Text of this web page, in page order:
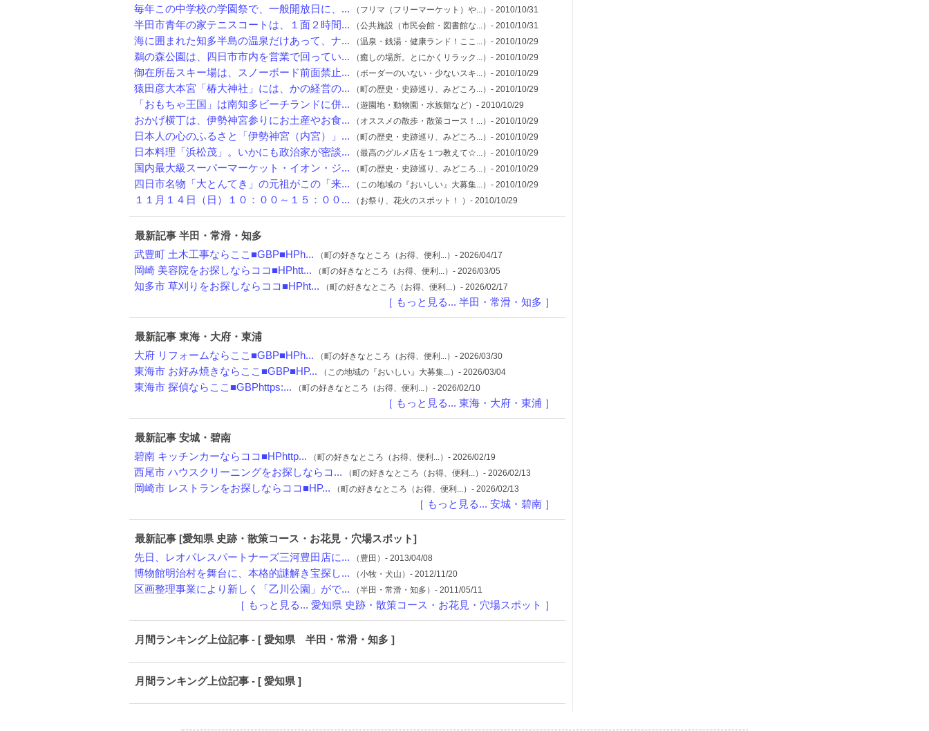
毎年この中学校の学園祭で、一般開放日に、... （フリマ（フリーマーケット）や...）- 2010/10/31
半田市青年の家テニスコートは、１面２時間... （公共施設（市民会館・図書館な...）- 2010/10/31
海に囲まれた知多半島の温泉だけあって、ナ... （温泉・銭湯・健康ランド！ここ...）- 2010/10/29
鵜の森公園は、四日市市内を営業で回ってい... （癒しの場所。とにかくリラック...）- 2010/10/29
御在所岳スキー場は、スノーボード前面禁止... （ボーダーのいない・少ないスキ...）- 2010/10/29
猿田彦大本宮「椿大神社」には、かの経営の... （町の歴史・史跡巡り、みどころ...）- 2010/10/29
「おもちゃ王国」は南知多ビーチランドに併... （遊園地・動物園・水族館など）- 2010/10/29
おかげ横丁は、伊勢神宮参りにお土産やお食... （オススメの散歩・散策コース！...）- 2010/10/29
日本人の心のふるさと「伊勢神宮（内宮）」... （町の歴史・史跡巡り、みどころ...）- 2010/10/29
日本料理「浜松茂」。いかにも政治家が密談... （最高のグルメ店を１つ教えて☆...）- 2010/10/29
国内最大級スーパーマーケット・イオン・ジ... （町の歴史・史跡巡り、みどころ...）- 2010/10/29
四日市名物「大とんてき」の元祖がこの「来... （この地域の『おいしい』大募集...）- 2010/10/29
１１月１４日（日）１０：００～１５：００... （お祭り、花火のスポット！ ）- 2010/10/29
最新記事 半田・常滑・知多
武豊町 土木工事ならここ■GBP■HPh... （町の好きなところ（お得、便利...）- 2026/04/17
岡崎 美容院をお探しならココ■HPhtt... （町の好きなところ（お得、便利...）- 2026/03/05
知多市 草刈りをお探しならココ■HPht... （町の好きなところ（お得、便利...）- 2026/02/17
［ もっと見る... 半田・常滑・知多 ］
最新記事 東海・大府・東浦
大府 リフォームならここ■GBP■HPh... （町の好きなところ（お得、便利...）- 2026/03/30
東海市 お好み焼きならここ■GBP■HP... （この地域の『おいしい』大募集...）- 2026/03/04
東海市 探偵ならここ■GBPhttps:... （町の好きなところ（お得、便利...）- 2026/02/10
［ もっと見る... 東海・大府・東浦 ］
最新記事 安城・碧南
碧南 キッチンカーならココ■HPhttp... （町の好きなところ（お得、便利...）- 2026/02/19
西尾市 ハウスクリーニングをお探しならコ... （町の好きなところ（お得、便利...）- 2026/02/13
岡崎市 レストランをお探しならココ■HP... （町の好きなところ（お得、便利...）- 2026/02/13
［ もっと見る... 安城・碧南 ］
最新記事 [愛知県 史跡・散策コース・お花見・穴場スポット]
先日、レオパレスパートナーズ三河豊田店に... （豊田）- 2013/04/08
博物館明治村を舞台に、本格的謎解き宝探し... （小牧・犬山）- 2012/11/20
区画整理事業により新しく「乙川公園」がで... （半田・常滑・知多）- 2011/05/11
［ もっと見る... 愛知県 史跡・散策コース・お花見・穴場スポット ］
月間ランキング上位記事 - [ 愛知県 半田・常滑・知多 ]
月間ランキング上位記事 - [ 愛知県 ]